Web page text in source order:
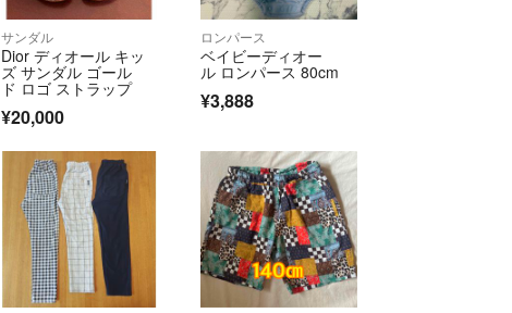
サンダル
Dior ディオール キッ
ズ サンダル ゴール
ド ロゴ ストラップ
¥20,000
ロンパース
ベイビーディオー
ル ロンパース 80cm
¥3,888